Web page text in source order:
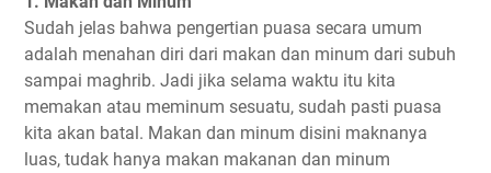
Sudah jelas bahwa pengertian puasa secara umum
adalah menahan diri dari makan dan minum dari subuh
sampai maghrib. Jadi jika selama waktu itu kita
memakan atau meminum sesuatu, sudah pasti puasa
kita akan batal. Makan dan minum disini maknanya
luas, tudak hanya makan makanan dan minum